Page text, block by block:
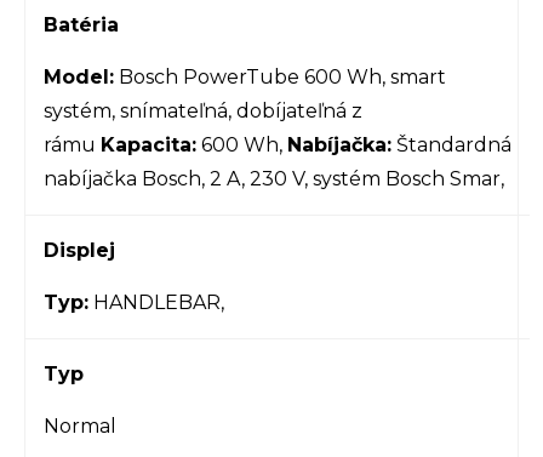
Batéria
Model: Bosch PowerTube 600 Wh, smart
systém, snímateľná, dobíjateľná z
rámu Kapacita: 600 Wh, Nabíjačka: Štandardná
nabíjačka Bosch, 2 A, 230 V, systém Bosch Smar,
Displej
Typ: HANDLEBAR,
Typ
Normal